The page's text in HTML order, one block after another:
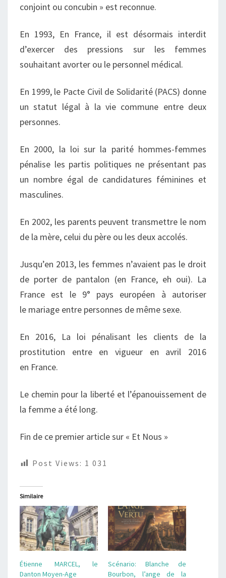
conjoint ou concubin » est reconnue.
En 1993, En France, il est désormais interdit
d’exercer des pressions sur les femmes
souhaitant avorter ou le personnel médical.
En 1999, le Pacte Civil de Solidarité (PACS) donne
un statut légal à la vie commune entre deux
personnes.
En 2000, la loi sur la parité hommes-femmes
pénalise les partis politiques ne présentant pas
un nombre égal de candidatures féminines et
masculines.
En 2002, les parents peuvent transmettre le nom
de la mère, celui du père ou les deux accolés.
Jusqu’en 2013, les femmes n’avaient pas le droit
de porter de pantalon (en France, eh oui). La
France est le 9° pays européen à autoriser
le mariage entre personnes de même sexe.
En 2016, La loi pénalisant les clients de la
prostitution entre en vigueur en avril 2016
en France.
Le chemin pour la liberté et l’épanouissement de
la femme a été long.
Fin de ce premier article sur « Et Nous »
Post Views: 1 031
Similaire
Étienne MARCEL, le
Danton Moyen-Age
Scénario: Blanche de
Bourbon, l’ange de la